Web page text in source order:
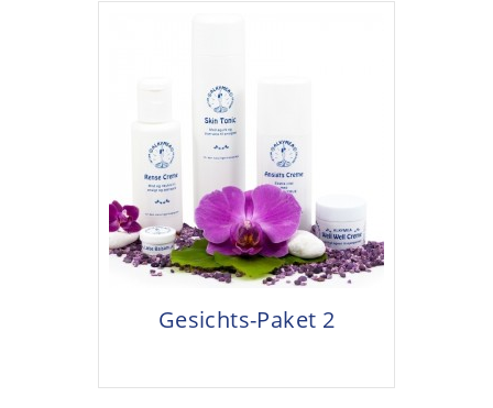
Gesichts-Paket 2